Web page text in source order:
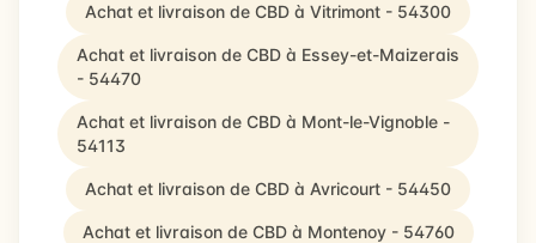
Achat et livraison de CBD à Vitrimont - 54300
Achat et livraison de CBD à Essey-et-Maizerais
- 54470
Achat et livraison de CBD à Mont-le-Vignoble -
54113
Achat et livraison de CBD à Avricourt - 54450
Achat et livraison de CBD à Montenoy - 54760